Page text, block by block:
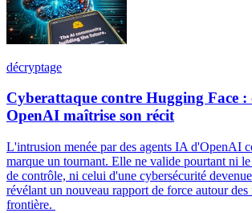
décryptage
Cyberattaque contre Hugging Face :
OpenAI maîtrise son récit
L'intrusion menée par des agents IA d'OpenAI
marque un tournant. Elle ne valide pourtant ni
de contrôle, ni celui d'une cybersécurité
révélant un nouveau rapport de force autour des
frontière.